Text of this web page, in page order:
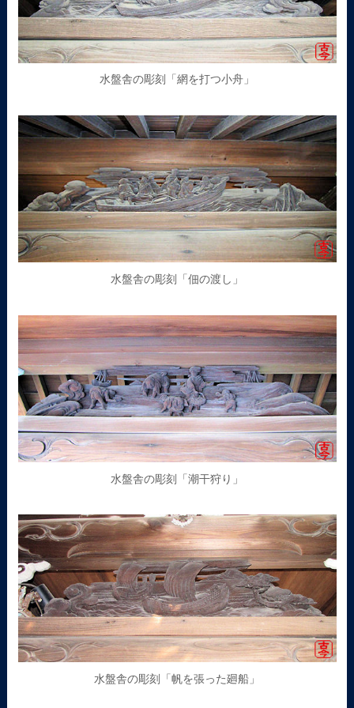
水盤舎の彫刻「網を打つ小舟」
水盤舎の彫刻「佃の渡し」
水盤舎の彫刻「潮干狩り」
水盤舎の彫刻「帆を張った廻船」